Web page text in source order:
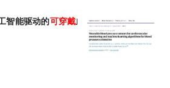
智能驱动的可穿戴血压传感器或有望实现